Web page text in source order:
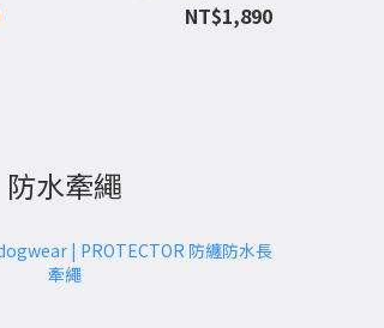
NT$1,890
防水牽繩